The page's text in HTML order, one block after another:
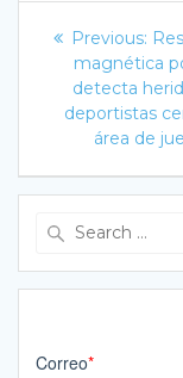
entradas
Previous:
magnética
detecta
deportistas
área de